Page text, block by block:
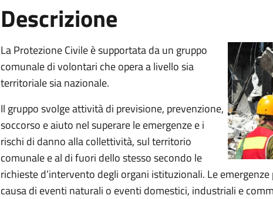
Descrizione
La Protezione Civile è supportata da un gruppo
comunale di volontari che opera a livello sia
territoriale sia nazionale.
Il gruppo svolge attività di previsione, prevenzione,
soccorso e aiuto nel superare le emergenze e i
rischi di danno alla collettività, sul territorio
comunale e al di fuori dello stesso secondo le
richieste d’intervento degli organi istituzionali. Le
causa di eventi naturali o eventi domestici, industriali e